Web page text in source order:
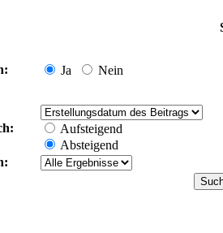
Ja Nein
Aufsteigend
Absteigend